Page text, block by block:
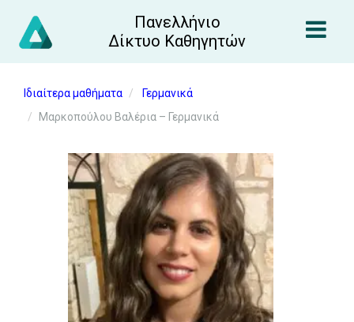
Πανελλήνιο
Δίκτυο Καθηγητών
Ιδιαίτερα μαθήματα
Γερμανικά
Μαρκοπούλου Βαλέρια – Γερμανικά